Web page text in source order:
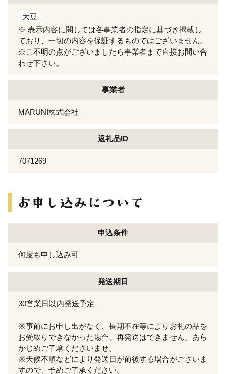
大豆
※ 表示内容に関しては各事業者の指定に基づき掲載し
ており、一切の内容を保証するものではございません。
※ご不明の点がございましたら事業者まで直接お問い合
わせ下さい。
事業者
MARUNI株式会社
返礼品ID
7071269
申込条件
何度も申し込み可
発送期日
30営業日以内発送予定
※事前にお申し出がなく、長期不在等によりお礼の品を
お受取りできなかった場合、再発送はできません。あら
かじめご了承くださいませ。
※天候不順などにより発送日が前後する場合がございま
すので、予めご了承ください。